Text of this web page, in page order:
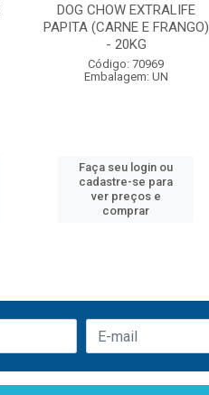
DOG CHOW EXTRALIFE
PAPITA (CARNE E FRANGO)
- 20KG
Código: 70969
Embalagem: UN
Faça seu login ou
cadastre-se para
ver preços e
comprar